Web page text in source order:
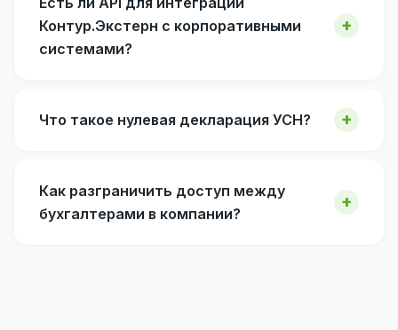
Контур.Экстерн с корпоративными
системами?
Что такое нулевая декларация УСН?
Как разграничить доступ между
бухгалтерами в компании?